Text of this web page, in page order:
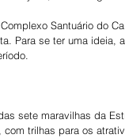
Santuário do
Para se ter uma
sete maravilhas da
com trilhas para os